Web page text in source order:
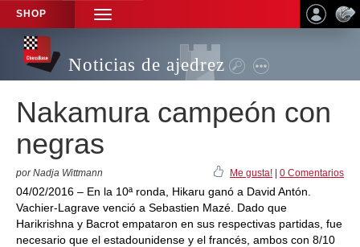
SHOP
TOGGLE
NAVIGATION
Noticias de ajedrez
Nakamura campeón con
negras
por Nadja Wittmann Me gusta! 0 Comentarios
04/02/2016 – En la 10ª ronda, Hikaru ganó a David Antón.
Vachier-Lagrave venció a Sebastien Mazé. Dado que
Harikrishna y Bacrot empataron en sus respectivas partidas, fue
necesario que el estadounidense y el francés, ambos con 8/10